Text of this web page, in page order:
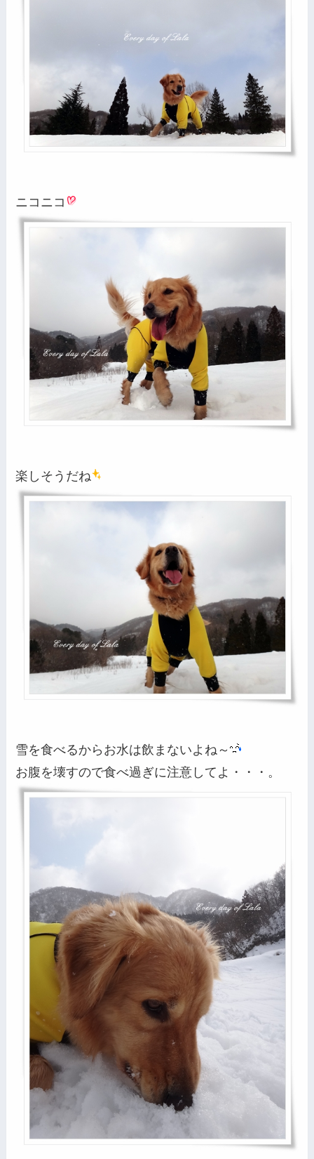
ニコニコ
楽しそうだね
雪を食べるからお水は飲まないよね～
お腹を壊すので食べ過ぎに注意してよ・・・。